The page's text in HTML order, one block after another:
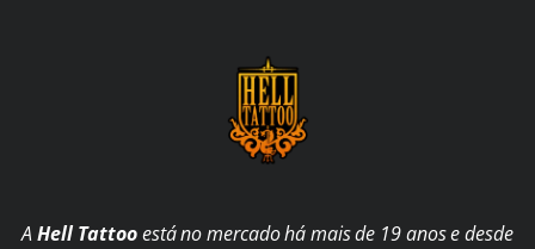
AHell Tattooestá no mercado há mais de 19 anos e desde